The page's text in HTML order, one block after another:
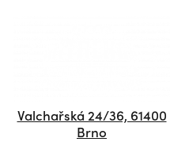
Valchařská 24/36, 61400
Brno